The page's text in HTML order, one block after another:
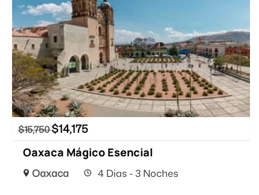
$15,750$14,175
Oaxaca Mágico Esencial
Oaxaca 4 Dias - 3 Noches